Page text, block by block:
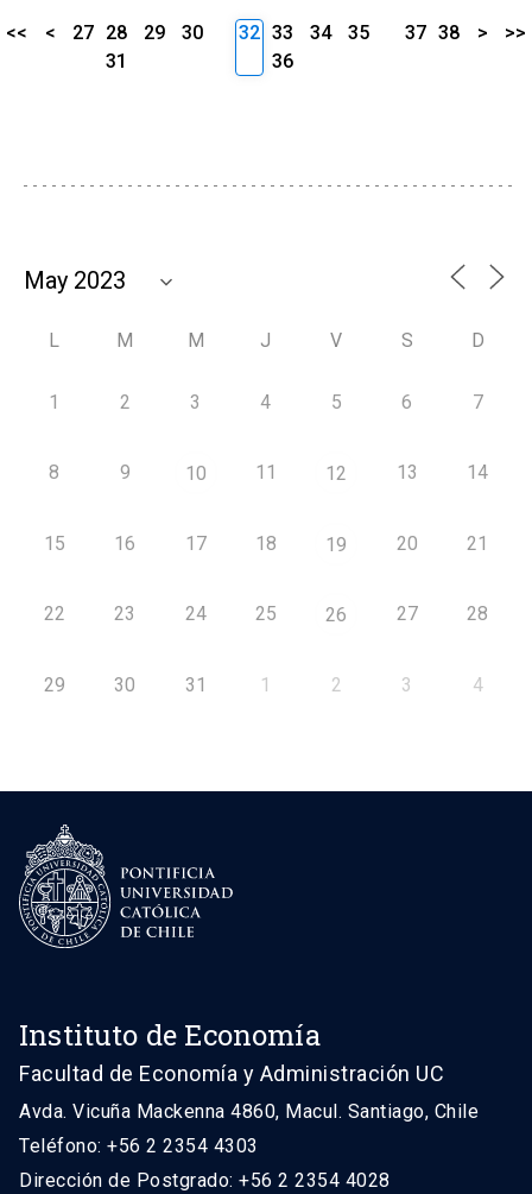
<< < 27 28 29
30
31
32 33 34
35
36
37 38 > >>
L M M J V S D
1 2 3 4 5 6 7
8 9 10 11 12 13 14
15 16 17 18 19 20 21
22 23 24 25 26 27 28
29 30 31 1 2 3 4
Instituto de Economía
Facultad de Economía y Administración UC
Avda. Vicuña Mackenna 4860, Macul. Santiago, Chile
Teléfono: +56 2 2354 4303
Dirección de Postgrado: +56 2 2354 4028